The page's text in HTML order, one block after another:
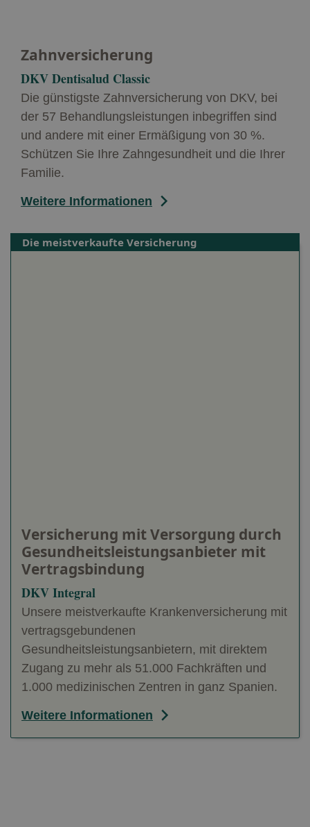
Zahnversicherung
DKV Dentisalud Classic
Die günstigste Zahnversicherung von DKV, bei
der 57 Behandlungsleistungen inbegriffen sind
und andere mit einer Ermäßigung von 30 %.
Schützen Sie Ihre Zahngesundheit und die Ihrer
Familie.
Weitere Informationen
Die meistverkaufte Versicherung
Versicherung mit Versorgung durch
Gesundheitsleistungsanbieter mit
Vertragsbindung
DKV Integral
Unsere meistverkaufte Krankenversicherung mit
vertragsgebundenen
Gesundheitsleistungsanbietern, mit direktem
Zugang zu mehr als 51.000 Fachkräften und
1.000 medizinischen Zentren in ganz Spanien.
Weitere Informationen